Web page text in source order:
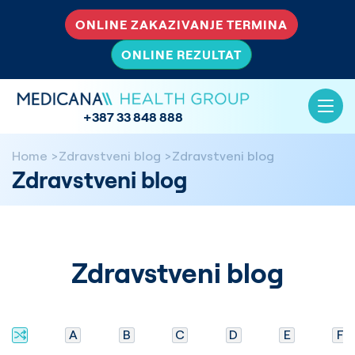
ONLINE ZAKAZIVANJE TERMINA
ONLINE REZULTAT
+387 33 848 888
Home Zdravstveni blog Zdravstveni blog
Zdravstveni blog
Zdravstveni blog
A B C D E F